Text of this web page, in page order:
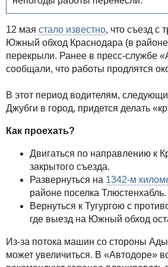
12 мая стало известно, что съезд с
Южный обход Краснодара (в
перекрыли. Ранее в пресс-службе
сообщали, что работы продлятся
В этот период водителям,
Джубги в город, придется делать
Как проехать?
Двигаться по направлению к
закрытого съезда.
Развернуться на 1342-м
районе поселка Тлюстенхабль.
Вернуться к Тугургою с
где выезд на Южный обход
Из-за потока машин со стороны
может увеличиться. В «Автодоре»